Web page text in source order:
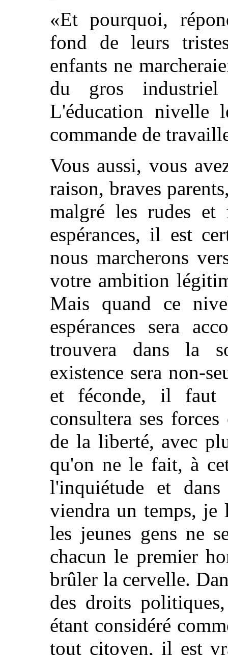
«Et pourquoi,
fond de leurs
enfants ne
du gros
L'éducation nivelle
commande de
Vous aussi, vous
raison, braves
malgré les rudes et
espérances, il est
nous marcherons
votre ambition
Mais quand ce
espérances sera
trouvera dans la
existence sera non-
et féconde, il faut
consultera ses
de la liberté, avec
qu'on ne le fait, à
l'inquiétude et
viendra un temps, je
les jeunes gens ne
chacun le premier
brûler la cervelle.
des droits
étant considéré
tout citoyen, il est